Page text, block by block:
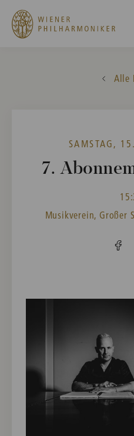
Alle
SAMSTAG,
7.
Musikverein, Großer